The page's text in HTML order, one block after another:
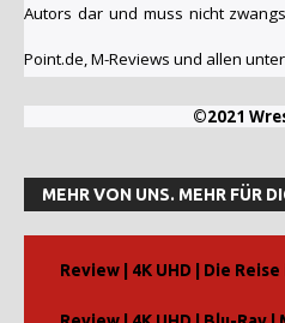
Autors dar und muss nicht
Point.de, M-Reviews und allen
©2021 Wrestling-
MEHR VON UNS. MEHR FÜR
Review | 4K UHD | Die